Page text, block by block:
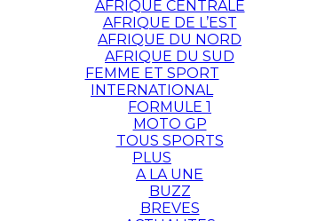
AFRIQUE CENTRALE
AFRIQUE DE L’EST
AFRIQUE DU NORD
AFRIQUE DU SUD
FEMME ET SPORT
INTERNATIONAL
FORMULE 1
MOTO GP
TOUS SPORTS
PLUS
A LA UNE
BUZZ
BREVES